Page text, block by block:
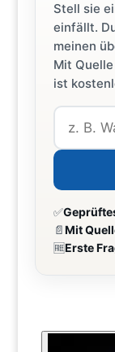
Stell sie
einfällt.
meinen
Mit
ist
✅
📄Mit
🆓Erste